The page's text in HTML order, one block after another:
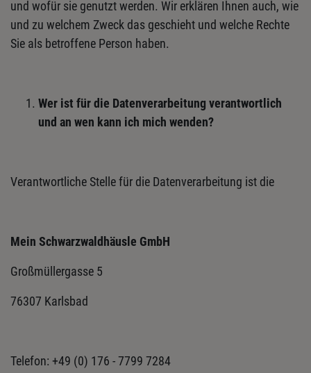
und wofür sie genutzt werden. Wir erklären Ihnen auch, wie
und zu welchem Zweck das geschieht und welche Rechte
Sie als betroffene Person haben.
Wer ist für die Datenverarbeitung verantwortlich
und an wen kann ich mich wenden?
Verantwortliche Stelle für die Datenverarbeitung ist die
Mein Schwarzwaldhäusle GmbH
Großmüllergasse 5
76307 Karlsbad
Telefon: +49 (0) 176 - 7799 7284